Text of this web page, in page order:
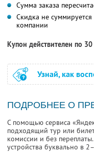
Сумма заказа
Скидка не
компании
Купон действителен по
Узнай, как
ПОДРОБНЕЕ О
С помощью сервиса
подходящий тур или
комиссии и без
устройства буквально в